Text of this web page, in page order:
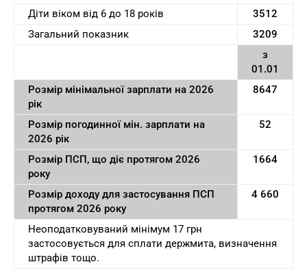
Діти віком від 6 до 18 років
3512
Загальний показник
3209
з
01.01
Розмір мінімальної зарплати на 2026
рік
8647
Розмір погодинної мін. зарплати на
2026 рік
52
Розмір ПСП, що діє протягом 2026
року
1664
Розмір доходу для застосування ПСП
протягом 2026 року
4 660
Неоподатковуваний мінімум 17 грн
застосовується для сплати держмита, визначення
штрафів тощо.